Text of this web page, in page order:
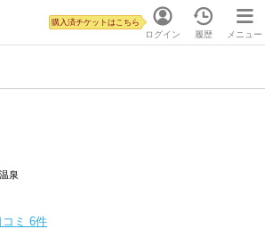
ログイン
購入済チケットはこちら
履歴 メニュー
泉
コミ 6件